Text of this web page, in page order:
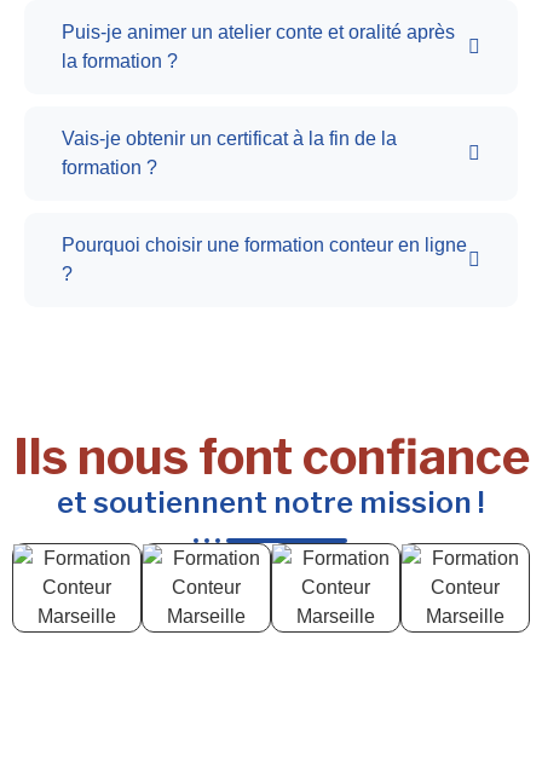
Puis-je animer un atelier conte et oralité après
la formation ?
Vais-je obtenir un certificat à la fin de la
formation ?
Pourquoi choisir une formation conteur en ligne
?
Ils nous font confiance
et soutiennent notre mission !